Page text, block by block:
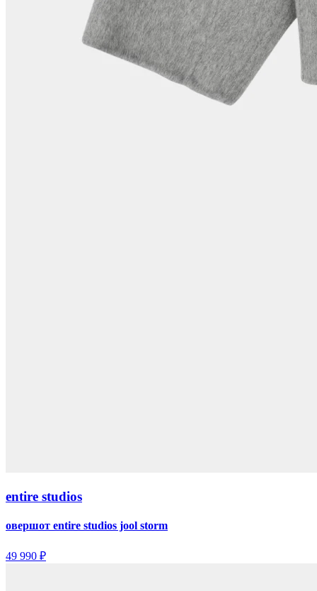
entire studios
овершот entire studios jool storm
49 990 ₽